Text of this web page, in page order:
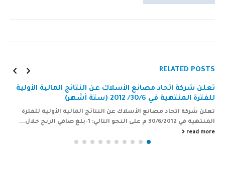
RELATED POSTS
الأولية
للفترة
إعلان شركة اتحاد مصانع الأسلاك عن قرار مجلس
بتعيين رئيس المجلس ونائب الرئيس وتشكيل
بندتوضيحتفاصيل الإعلان إشارة إلى اجتماع الجمعية
read more